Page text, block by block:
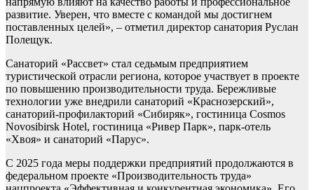
развитие. Уверен, что вместе с командой мы достигнем
поставленных целей», – отметил директор санатория Руслан
Полещук.
Санаторий «Рассвет» стал седьмым предприятием
туристической отрасли региона, которое участвует в проекте
по повышению производительности труда. Бережливые
технологии уже внедрили санаторий «Краснозерский»,
санаторий-профилакторий «Сибиряк», гостиница Cosmos
Novosibirsk Hotel, гостиница «Ривер Парк», парк-отель
«Хвоя» и санаторий «Парус».
С 2025 года меры поддержки предприятий продолжаются в
федеральном проекте «Производительность труда»